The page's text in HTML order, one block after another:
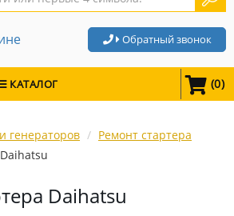
Обратный звонок
КАТАЛОГ (0)
генераторов
Ремонт стартера
Daihatsu